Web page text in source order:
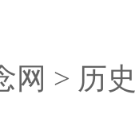
网 > 历